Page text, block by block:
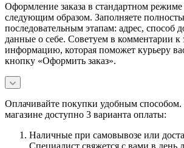
Оформление заказа в стандартном
следующим образом. Заполняете
последовательным этапам: адрес, способ
данные о себе. Советуем в комментарии к
информацию, которая поможет курьеру
кнопку «Оформить заказ».
Оплачивайте покупки удобным способом.
магазине доступно 3 варианта оплаты:
Наличные при самовывозе или
Специалист свяжется с вами в день